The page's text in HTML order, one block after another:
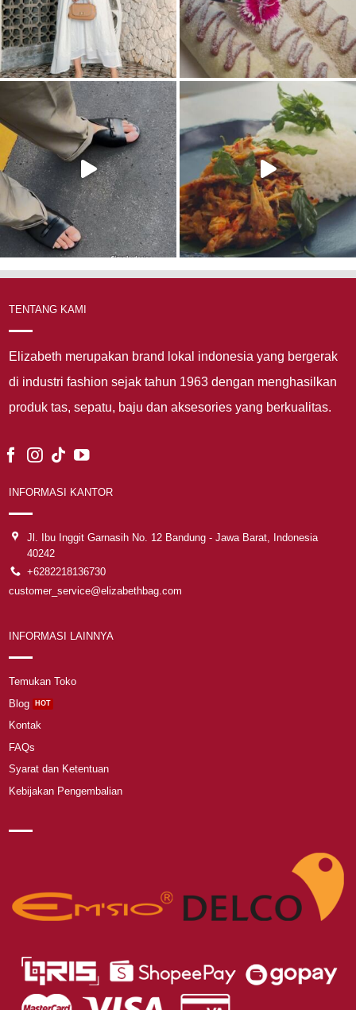
TENTANG KAMI
Elizabeth merupakan brand lokal indonesia yang bergerak
di industri fashion sejak tahun 1963 dengan menghasilkan
produk tas, sepatu, baju dan aksesories yang berkualitas.
INFORMASI KANTOR
Jl. Ibu Inggit Garnasih No. 12 Bandung - Jawa Barat, Indonesia
40242
+6282218136730
customer_service@elizabethbag.com
INFORMASI LAINNYA
Temukan Toko
Blog
Kontak
FAQs
Syarat dan Ketentuan
Kebijakan Pengembalian